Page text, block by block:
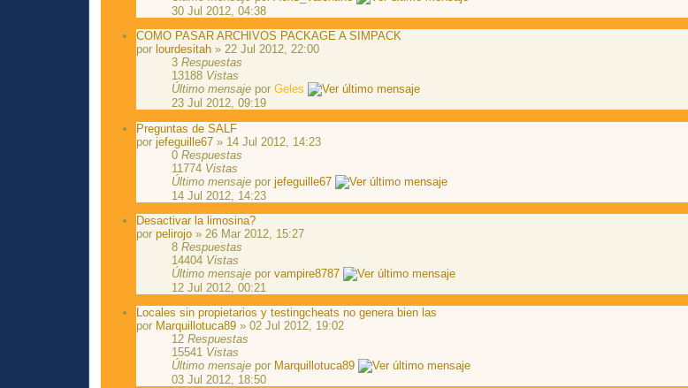
30 Jul 2012, 04:38
COMO PASAR ARCHIVOS PACKAGE A SIMPACK
por lourdesitah » 22 Jul 2012, 22:00
3Respuestas
13188 Vistas
Último mensaje porGeles
23 Jul 2012, 09:19
Preguntas de SALF
porjefeguille67 » 14 Jul 2012, 14:23
0Respuestas
11774 Vistas
Último mensaje porjefeguille67
14 Jul 2012, 14:23
Desactivar la limosina?
porpelirojo » 26 Mar 2012, 15:27
8Respuestas
14404 Vistas
Último mensaje porvampire8787
12 Jul 2012, 00:21
Locales sin propietarios y testingcheats no genera bien las
por Marquillotuca89 » 02 Jul 2012, 19:02
12Respuestas
15541 Vistas
Último mensaje por Marquillotuca89
03 Jul 2012, 18:50